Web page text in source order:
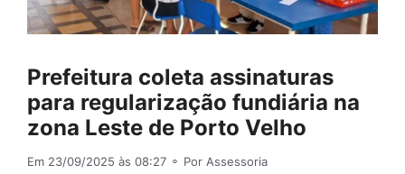
Prefeitura coleta assinaturas
para regularização fundiária na
zona Leste de Porto Velho
Em 23/09/2025 às 08:27 ⚬ Por Assessoria